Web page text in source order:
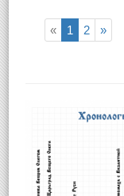
« 1 2 »